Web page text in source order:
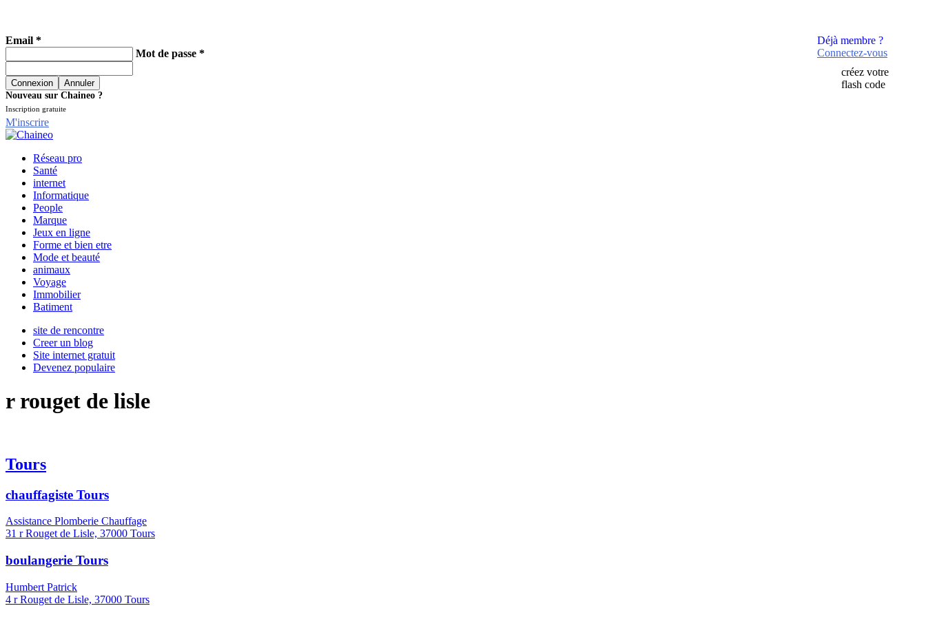
Déjà membre ?
Connectez-vous
créez votre
flash code
Email *
Mot de passe *
Nouveau sur Chaineo ?
Inscription gratuite
M'inscrire
Réseau pro
Santé
internet
Informatique
People
Marque
Jeux en ligne
Forme et bien etre
Mode et beauté
animaux
Voyage
Immobilier
Batiment
site de rencontre
Creer un blog
Site internet gratuit
Devenez populaire
r rouget de lisle
Tours
chauffagiste Tours
Assistance Plomberie Chauffage
31 r Rouget de Lisle, 37000 Tours
boulangerie Tours
Humbert Patrick
4 r Rouget de Lisle, 37000 Tours